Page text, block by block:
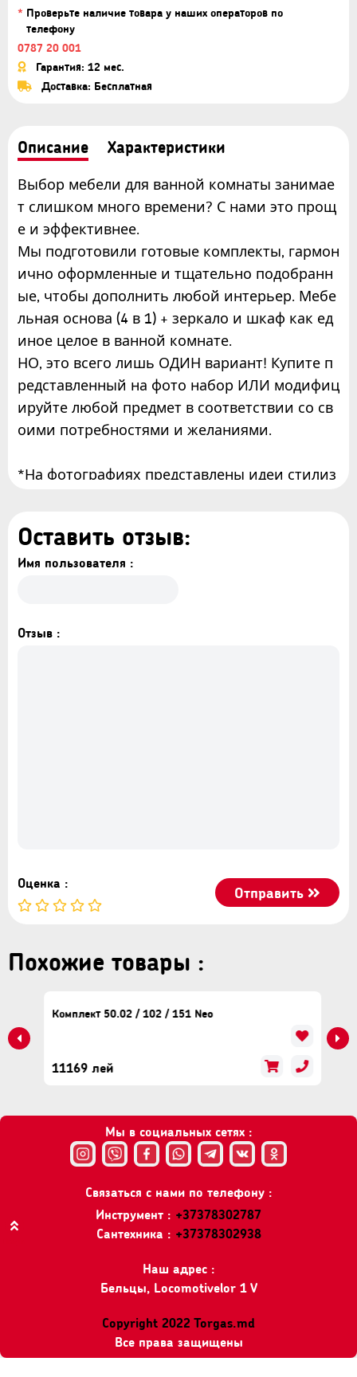
* Проверьте наличие товара у наших операторов по
телефону
0787 20 001
Гарантия: 12 мес.
Доставка: Бесплатная
Описание Характеристики
Выбор мебели для ванной комнаты занимае
т слишком много времени? С нами это прощ
е и эффективнее.
Мы подготовили готовые комплекты, гармон
ично оформленные и тщательно подобранн
ые, чтобы дополнить любой интерьер. Мебе
льная основа (4 в 1) + зеркало и шкаф как ед
иное целое в ванной комнате.
НО, это всего лишь ОДИН вариант! Купите п
редставленный на фото набор ИЛИ модифиц
ируйте любой предмет в соответствии со св
оими потребностями и желаниями.
*На фотографиях представлены идеи стилиз
Содержимое набора:
1x умывальник
Похожие товары :
Комплект 50.02 / 102 / 151 Neo
11169 лей
Оставить отзыв:
Имя пользователя :
Отзыв :
Оценка :
Отправить
Мы в социальных сетях :
Связаться с нами по телефону :
Инструмент : +37378302787
Сантехника : +37378302938
Наш адрес :
Бельцы, Locomotivelor 1 V
Copyright 2022 Torgas.md
Все права защищены